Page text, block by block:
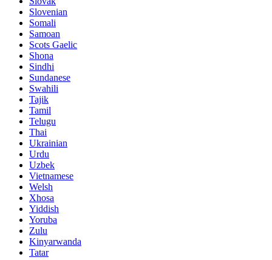
Slovenian
Somali
Samoan
Scots Gaelic
Shona
Sindhi
Sundanese
Swahili
Tajik
Tamil
Telugu
Thai
Ukrainian
Urdu
Uzbek
Vietnamese
Welsh
Xhosa
Yiddish
Yoruba
Zulu
Kinyarwanda
Tatar